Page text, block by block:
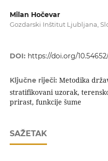
Milan Hočevar
Gozdarski Inštitut Ljubljana,
DOI: https://doi.org/
Ključne riječi: Metodika
stratifikovani uzorak,
prirast, funkcije šume
SAŽETAK